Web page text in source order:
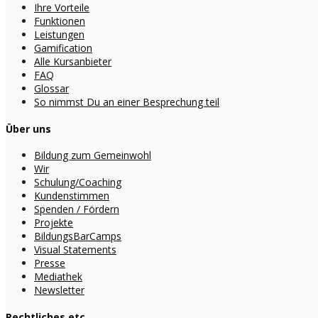
Ihre Vorteile
Funktionen
Leistungen
Gamification
Alle Kursanbieter
FAQ
Glossar
So nimmst Du an einer Besprechung teil
Über uns
Bildung zum Gemeinwohl
Wir
Schulung/Coaching
Kundenstimmen
Spenden / Fördern
Projekte
BildungsBarCamps
Visual Statements
Presse
Mediathek
Newsletter